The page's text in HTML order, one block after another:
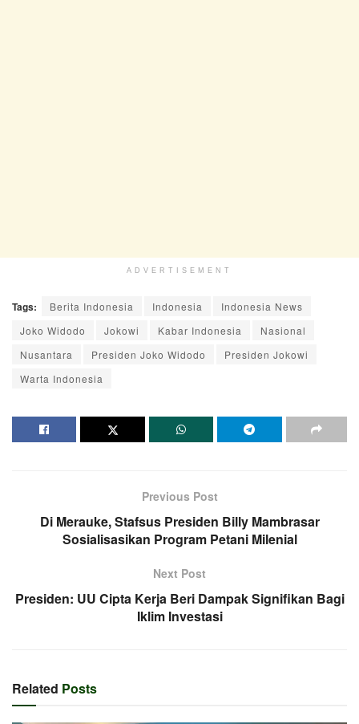
ADVERTISEMENT
Tags: Berita Indonesia Indonesia
Indonesia News
Joko Widodo
Jokowi Kabar Indonesia
Nasional
Nusantara
Presiden Joko Widodo
Presiden Jokowi
Warta Indonesia
Previous Post
Di Merauke, Stafsus Presiden Billy Mambrasar
Sosialisasikan Program Petani Milenial
Next Post
Presiden: UU Cipta Kerja Beri Dampak Signifikan Bagi
Iklim Investasi
Related Posts